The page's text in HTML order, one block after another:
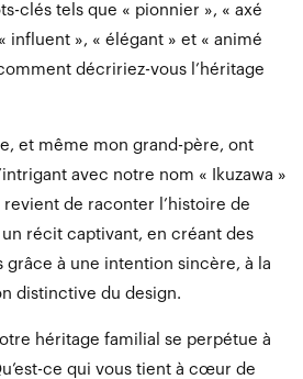
clés tels que « pionnier », « axé
influent », « élégant » et « animé
décririez-vous l’héritage
et même mon grand-père, ont
avec notre nom « Ikuzawa »
revient de raconter l’histoire de
récit captivant, en créant des
grâce à une intention sincère, à la
distinctive du design.
héritage familial se perpétue à
ce qui vous tient à cœur de